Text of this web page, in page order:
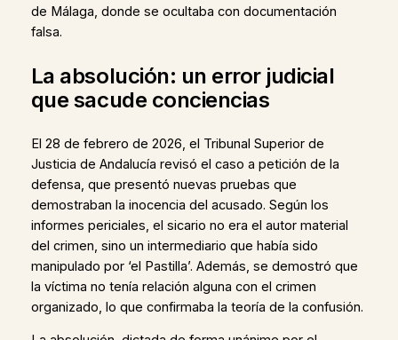
de Málaga, donde se ocultaba con documentación
falsa.
La absolución: un error judicial
que sacude conciencias
El 28 de febrero de 2026, el Tribunal Superior de
Justicia de Andalucía revisó el caso a petición de la
defensa, que presentó nuevas pruebas que
demostraban la inocencia del acusado. Según los
informes periciales, el sicario no era el autor material
del crimen, sino un intermediario que había sido
manipulado por ‘el Pastilla’. Además, se demostró que
la víctima no tenía relación alguna con el crimen
organizado, lo que confirmaba la teoría de la confusión.